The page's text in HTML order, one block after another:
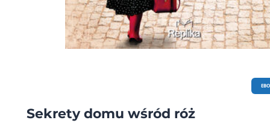
Sekrety domu wśród róż